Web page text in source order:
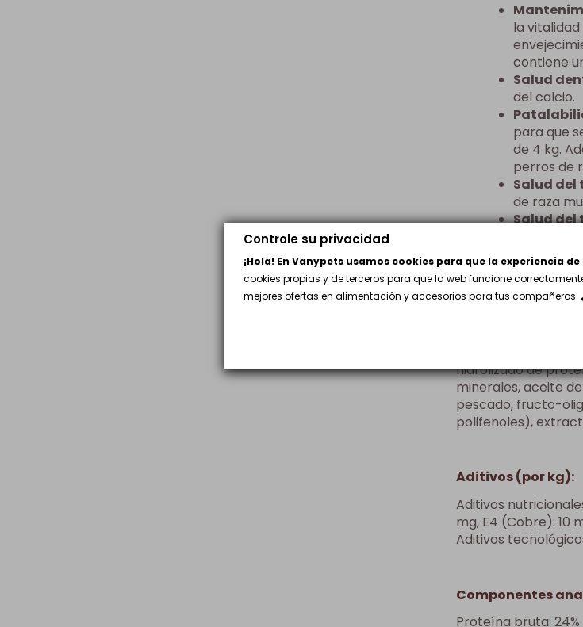
la
contiene
Salud
del calcio.
para que
de 4 kg.
perros de
Salud
de raza
Salud
una
ayuda a
Arroz, harina de
hidrolizado de
minerales, aceite
pescado, fructo-
polifenoles),
Aditivos (por kg):
Aditivos
mg, E4 (Cobre): 10
Aditivos
Componentes
Proteína bruta: 24%
Controle su privacidad
¡Hola! En Vanypets usamos cookies para que la experiencia
cookies propias y de terceros para que la web funcione
mejores ofertas en alimentación y accesorios para tus compañeros.